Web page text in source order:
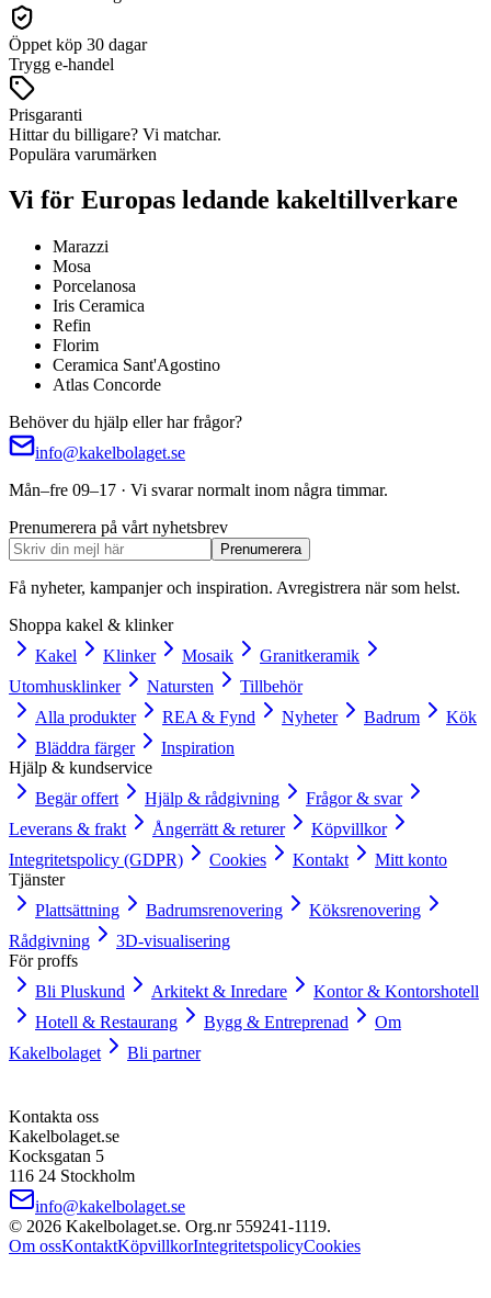
Öppet köp 30 dagar
Trygg e-handel
Prisgaranti
Hittar du billigare? Vi matchar.
Populära varumärken
Vi för Europas ledande kakeltillverkare
Marazzi
Mosa
Porcelanosa
Iris Ceramica
Refin
Florim
Ceramica Sant'Agostino
Atlas Concorde
Behöver du hjälp eller har frågor?
info@kakelbolaget.se
Mån–fre 09–17 · Vi svarar normalt inom några timmar.
Prenumerera på vårt nyhetsbrev
Prenumerera
Få nyheter, kampanjer och inspiration. Avregistrera när som helst.
Shoppa kakel & klinker
Kakel
Klinker Mosaik
Granitkeramik
Utomhusklinker
Natursten
Tillbehör
Alla produkter
REA & Fynd Nyheter Badrum
Kök
Bläddra färger
Inspiration
Hjälp & kundservice
Begär offert
Hjälp & rådgivning
Frågor & svar
Leverans & frakt
Ångerrätt & returer
Köpvillkor
Integritetspolicy (GDPR)
Cookies Kontakt
Mitt konto
Tjänster
Plattsättning
Badrumsrenovering
Köksrenovering
Rådgivning
3D-visualisering
För proffs
Bli Pluskund
Arkitekt & Inredare
Kontor & Kontorshotell
Hotell & Restaurang
Bygg & Entreprenad
Om
Kakelbolaget
Bli partner
Kontakta oss
Kakelbolaget.se
Kocksgatan 5
116 24 Stockholm
info@kakelbolaget.se
© 2026 Kakelbolaget.se. Org.nr 559241‑1119.
Om ossKontaktKöpvillkorIntegritetspolicyCookies